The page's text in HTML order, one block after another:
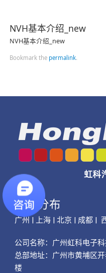
NVH基本介绍_new
NVH基本介绍_new
Bookmark the permalink.
公司分布
广州 | 上海 | 北京 | 成都 |
公司名称： 广州虹科电子
总部地址：广州市黄埔区
楼